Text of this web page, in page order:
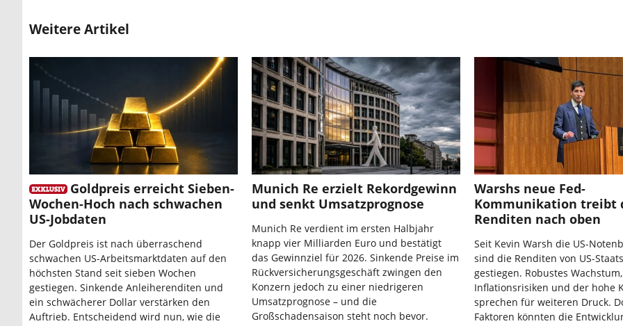
Weitere Artikel
Goldpreis erreicht Sieben-
Wochen-Hoch nach schwachen
US-Jobdaten
Der Goldpreis ist nach überraschend
schwachen US-Arbeitsmarktdaten auf den
höchsten Stand seit sieben Wochen
gestiegen. Sinkende Anleiherenditen und
ein schwächerer Dollar verstärken den
Auftrieb. Entscheidend wird nun, wie die
Munich Re erzielt Rekordgewinn
und senkt Umsatzprognose
Munich Re verdient im ersten Halbjahr
knapp vier Milliarden Euro und bestätigt
das Gewinnziel für 2026. Sinkende Preise im
Rückversicherungsgeschäft zwingen den
Konzern jedoch zu einer niedrigeren
Umsatzprognose – und die
Großschadensaison steht noch bevor.
Warshs neue Fed-
Kommunikation treibt
Renditen nach oben
Seit Kevin Warsh die US-
sind die Renditen von US-
gestiegen. Robustes Wachstum,
Inflationsrisiken und der hohe
sprechen für weiteren Druck.
Faktoren könnten die